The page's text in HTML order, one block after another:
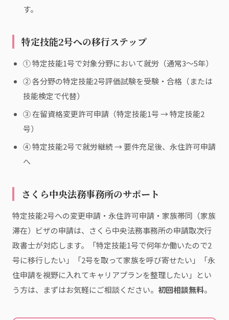
す。
特定技能2号への移行ステップ
① 特定技能1号で対象分野において就労（通常3〜5年）
② 各分野の特定技能2号評価試験を受験・合格（または
技能検定で代替）
③ 在留資格変更許可申請（特定技能1号 → 特定技能2
号）
④ 特定技能2号で就労継続 → 要件充足後、永住許可申請
へ
さくら中央法務事務所のサポート
特定技能2号への変更申請・永住許可申請・家族帯同（家族
滞在）ビザの申請は、さくら中央法務事務所の申請取次行
政書士が対応します。「特定技能1号で何年か働いたので2
号に移行したい」「2号を取って家族を呼び寄せたい」「永
住申請を視野に入れてキャリアプランを整理したい」とい
う方は、まずはお気軽にご相談ください。 初回相談無料。